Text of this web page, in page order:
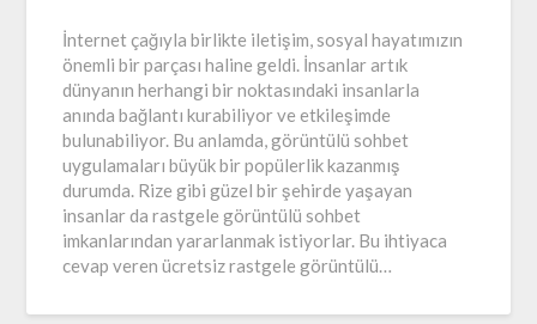
İnternet çağıyla birlikte iletişim, sosyal hayatımızın
önemli bir parçası haline geldi. İnsanlar artık
dünyanın herhangi bir noktasındaki insanlarla
anında bağlantı kurabiliyor ve etkileşimde
bulunabiliyor. Bu anlamda, görüntülü sohbet
uygulamaları büyük bir popülerlik kazanmış
durumda. Rize gibi güzel bir şehirde yaşayan
insanlar da rastgele görüntülü sohbet
imkanlarından yararlanmak istiyorlar. Bu ihtiyaca
cevap veren ücretsiz rastgele görüntülü…